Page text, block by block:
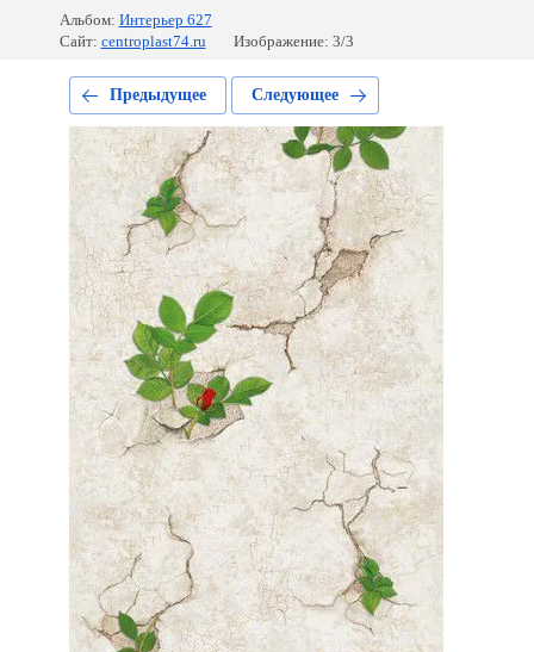
Альбом: Интерьер 627
Сайт: centroplast74.ru Изображение: 3/3
Предыдущее Следующее